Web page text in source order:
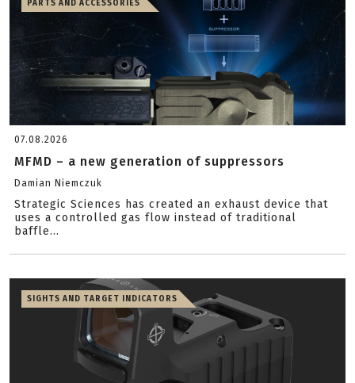
PARTS AND ACCESSORIES
07.08.2026
MFMD – a new generation of suppressors
Damian Niemczuk
Strategic Sciences has created an exhaust device that
uses a controlled gas flow instead of traditional
baffle...
SIGHTS AND TARGET INDICATORS